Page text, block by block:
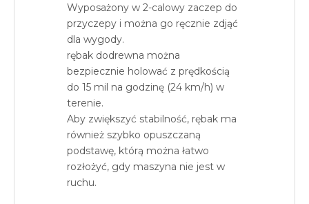
Wyposażony w 2-calowy zaczep do
przyczepy i można go ręcznie zdjąć
dla wygody.
rębak dodrewna można
bezpiecznie holować z prędkością
do 15 mil na godzinę (24 km/h) w
terenie.
Aby zwiększyć stabilność, rębak ma
również szybko opuszczaną
podstawę, którą można łatwo
rozłożyć, gdy maszyna nie jest w
ruchu.